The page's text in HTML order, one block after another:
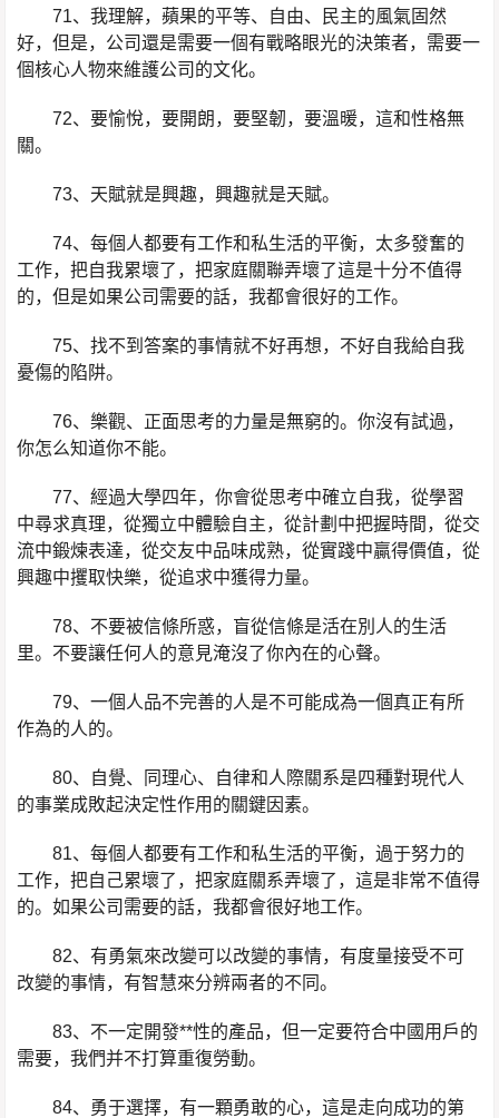
71、我理解，蘋果的平等、自由、民主的風氣固然
好，但是，公司還是需要一個有戰略眼光的決策者，需要一
個核心人物來維護公司的文化。
72、要愉悅，要開朗，要堅韌，要溫暖，這和性格無
關。
73、天賦就是興趣，興趣就是天賦。
74、每個人都要有工作和私生活的平衡，太多發奮的
工作，把自我累壞了，把家庭關聯弄壞了這是十分不值得
的，但是如果公司需要的話，我都會很好的工作。
75、找不到答案的事情就不好再想，不好自我給自我
憂傷的陷阱。
76、樂觀、正面思考的力量是無窮的。你沒有試過，
你怎么知道你不能。
77、經過大學四年，你會從思考中確立自我，從學習
中尋求真理，從獨立中體驗自主，從計劃中把握時間，從交
流中鍛煉表達，從交友中品味成熟，從實踐中贏得價值，從
興趣中攫取快樂，從追求中獲得力量。
78、不要被信條所惑，盲從信條是活在別人的生活
里。不要讓任何人的意見淹沒了你內在的心聲。
79、一個人品不完善的人是不可能成為一個真正有所
作為的人的。
80、自覺、同理心、自律和人際關系是四種對現代人
的事業成敗起決定性作用的關鍵因素。
81、每個人都要有工作和私生活的平衡，過于努力的
工作，把自己累壞了，把家庭關系弄壞了，這是非常不值得
的。如果公司需要的話，我都會很好地工作。
82、有勇氣來改變可以改變的事情，有度量接受不可
改變的事情，有智慧來分辨兩者的不同。
83、不一定開發**性的產品，但一定要符合中國用戶的
需要，我們并不打算重復勞動。
84、勇于選擇，有一顆勇敢的心，這是走向成功的第